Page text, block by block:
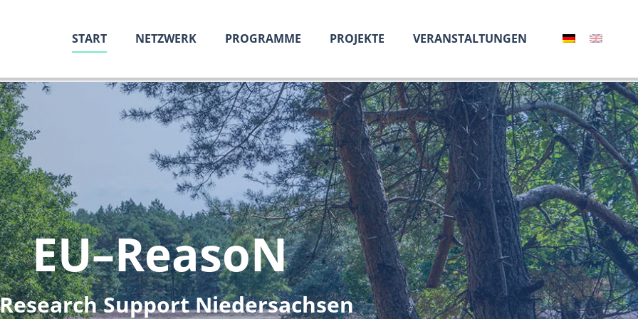
START NETZWERK PROGRAMME PROJEKTE VERANSTALTUNGEN
EU–ReasoN
Support Niedersachsen